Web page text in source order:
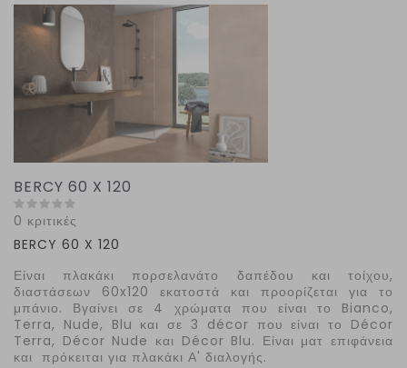
BERCY 60 X 120
0 κριτικές
BERCY 60 X 120
Είναι πλακάκι πορσελανάτο δαπέδου και τοίχου,
διαστάσεων 60x120 εκατοστά και προορίζεται για το
μπάνιο. Βγαίνει σε 4 χρώματα που είναι το Bianco,
Terra, Nude, Blu και σε 3 décor που είναι το Décor
Terra, Décor Nude και Décor Blu. Είναι ματ επιφάνεια
και πρόκειται για πλακάκι Α' διαλογής.